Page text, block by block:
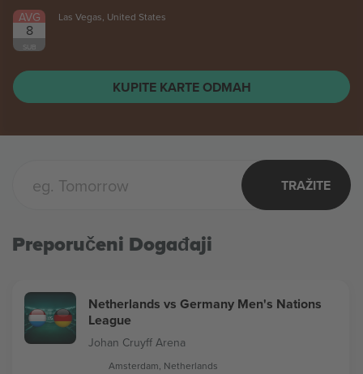
AVG
8
SUB
Las Vegas, United States
KUPITE KARTE ODMAH
TRAŽITE
Preporučeni Događaji
Netherlands vs Germany Men's Nations
League
Johan Cruyff Arena
Amsterdam, Netherlands